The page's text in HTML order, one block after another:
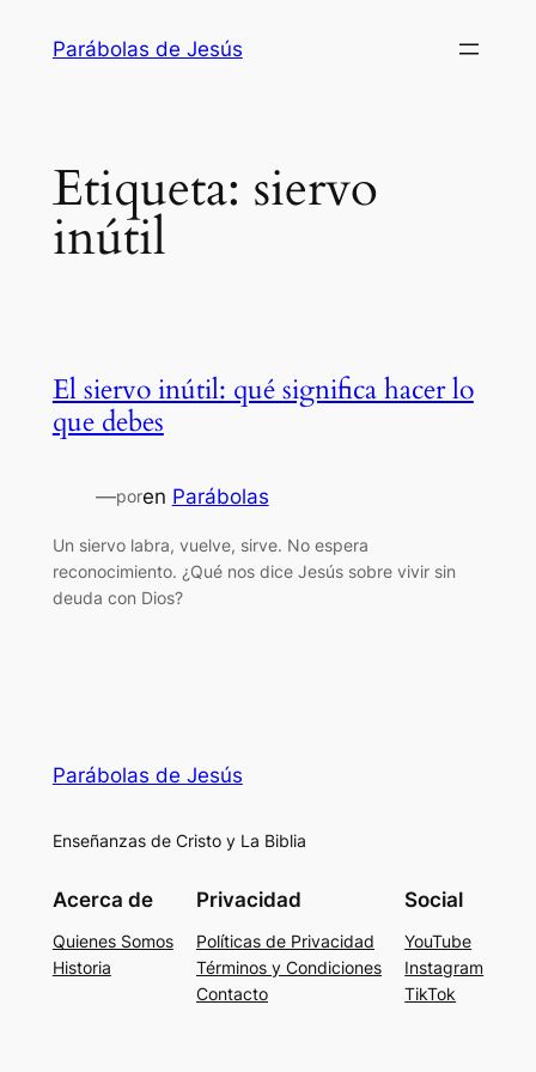
Parábolas de Jesús
Etiqueta: siervo
inútil
El siervo inútil: qué significa hacer lo
que debes
—poren Parábolas
Un siervo labra, vuelve, sirve. No espera
reconocimiento. ¿Qué nos dice Jesús sobre vivir sin
deuda con Dios?
Parábolas de Jesús
Enseñanzas de Cristo y La Biblia
Acerca de
Quienes Somos
Historia
Privacidad
Políticas de Privacidad
Términos y Condiciones
Contacto
Social
YouTube
Instagram
TikTok